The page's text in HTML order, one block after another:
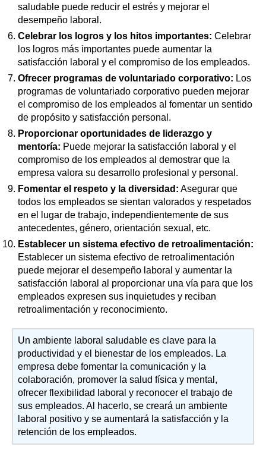
saludable puede reducir el estrés y mejorar el
desempeño laboral.
Celebrar los logros y los hitos importantes: Celebrar
los logros más importantes puede aumentar la
satisfacción laboral y el compromiso de los empleados.
Ofrecer programas de voluntariado corporativo: Los
programas de voluntariado corporativo pueden mejorar
el compromiso de los empleados al fomentar un sentido
de propósito y satisfacción personal.
Proporcionar oportunidades de liderazgo y
mentoría: Puede mejorar la satisfacción laboral y el
compromiso de los empleados al demostrar que la
empresa valora su desarrollo profesional y personal.
Fomentar el respeto y la diversidad: Asegurar que
todos los empleados se sientan valorados y respetados
en el lugar de trabajo, independientemente de sus
antecedentes, género, orientación sexual, etc.
Establecer un sistema efectivo de retroalimentación:
Establecer un sistema efectivo de retroalimentación
puede mejorar el desempeño laboral y aumentar la
satisfacción laboral al proporcionar una vía para que los
empleados expresen sus inquietudes y reciban
retroalimentación y reconocimiento.
Un ambiente laboral saludable es clave para la
productividad y el bienestar de los empleados. La
empresa debe fomentar la comunicación y la
colaboración, promover la salud física y mental,
ofrecer flexibilidad laboral y reconocer el trabajo de
sus empleados. Al hacerlo, se creará un ambiente
laboral positivo y se aumentará la satisfacción y la
retención de los empleados.